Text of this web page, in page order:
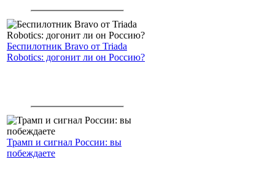
Беспилотник Bravo от Triada
Robotics: догонит ли он Россию?
Трамп и сигнал России: вы
побеждаете